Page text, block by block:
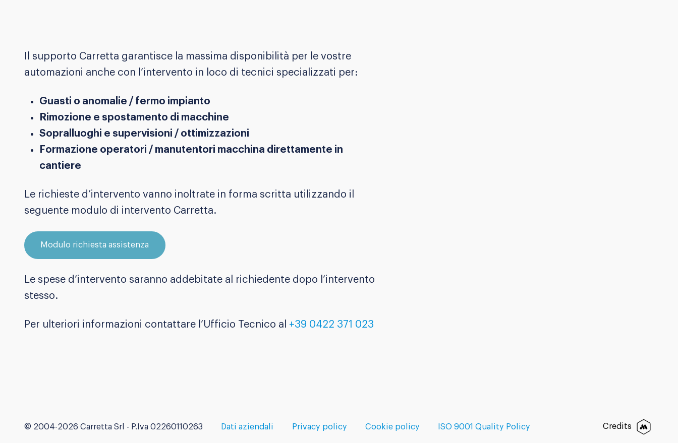
Il supporto Carretta garantisce la massima disponibilità per le vostre
automazioni anche con l’intervento in loco di tecnici specializzati per:
Guasti o anomalie / fermo impianto
Rimozione e spostamento di macchine
Sopralluoghi e supervisioni / ottimizzazioni
Formazione operatori / manutentori macchina direttamente in
cantiere
Le richieste d’intervento vanno inoltrate in forma scritta utilizzando il
seguente modulo di intervento Carretta.
Modulo richiesta assistenza
Le spese d’intervento saranno addebitate al richiedente dopo l’intervento
stesso.
Per ulteriori informazioni contattare l’Ufficio Tecnico al +39 0422 371 023
© 2004-2026 Carretta Srl - P.Iva 02260110263 Dati aziendali Privacy policy Cookie policy ISO 9001 Quality Policy Credits